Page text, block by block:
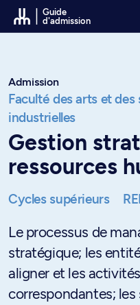
Passer au contenu
Guide
d'admission
Admission
Faculté des arts et des
industrielles
Gestion
ressources
Cycles supérieurs
Le processus de
stratégique; les
aligner et les
correspondantes; les